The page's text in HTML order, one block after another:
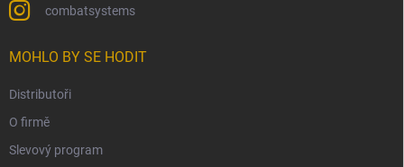
combatsystems
MOHLO BY SE HODIT
Distributoři
O firmě
Slevový program